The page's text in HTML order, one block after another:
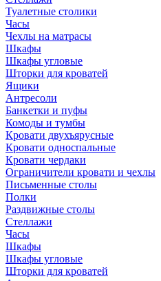
Туалетные столики
Часы
Чехлы на матрасы
Шкафы
Шкафы угловые
Шторки для кроватей
Ящики
Антресоли
Банкетки и пуфы
Комоды и тумбы
Кровати двухъярусные
Кровати односпальные
Кровати чердаки
Ограничители кровати и чехлы
Письменные столы
Полки
Раздвижные столы
Стеллажи
Часы
Шкафы
Шкафы угловые
Шторки для кроватей